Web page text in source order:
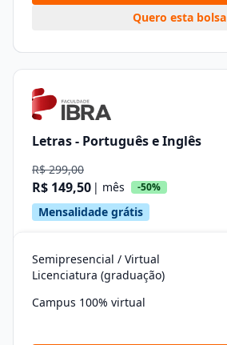
Quero esta bolsa
Letras - Português e Inglês
R$ 299,00
R$ 149,50 | mês -50%
Mensalidade grátis
Semipresencial / Virtual
Licenciatura (graduação)
Campus 100% virtual